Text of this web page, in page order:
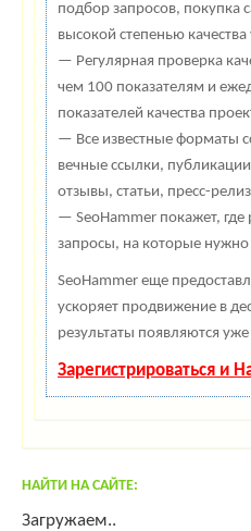
подбор запросов, покупка
высокой степенью
— Регулярная проверка
чем 100 показателям и
показателей качества
— Все известные форматы
вечные ссылки,
отзывы, статьи, пресс-
— SeoHammer покажет, где
запросы, на которые
SeoHammer еще
ускоряет продвижение в
результаты появляются
Зарегистрироваться и
НАЙТИ НА САЙТЕ:
Загружаем..